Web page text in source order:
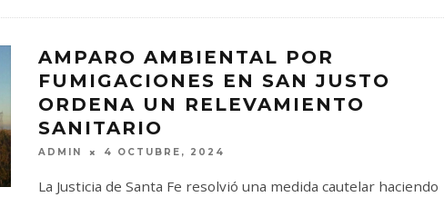
AMPARO AMBIENTAL POR
FUMIGACIONES EN SAN JUSTO
ORDENA UN RELEVAMIENTO
SANITARIO
ADMIN 4 OCTUBRE, 2024
La Justicia de Santa Fe resolvió una medida cautelar haciendo